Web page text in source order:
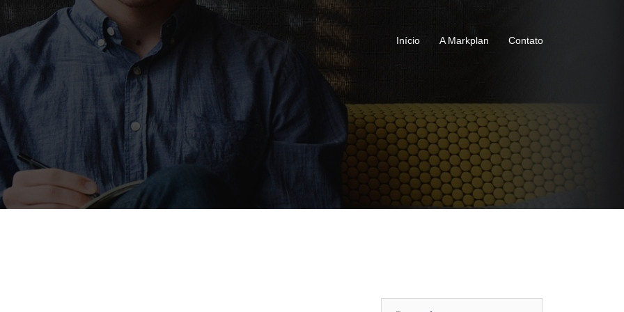
Início A Markplan Contato